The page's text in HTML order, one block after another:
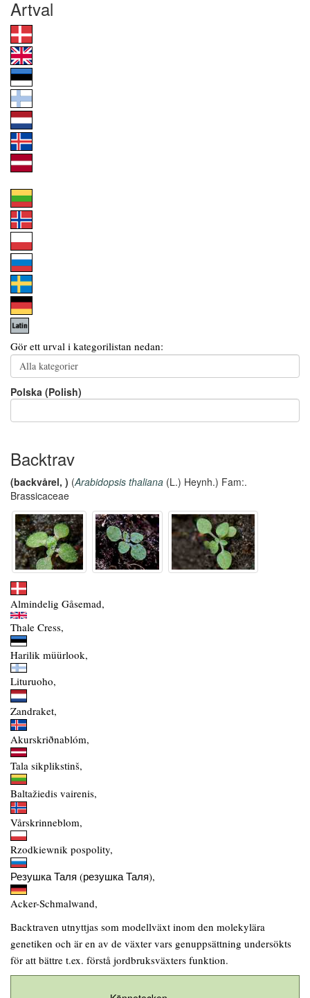
Artval
Gör ett urval i kategorilistan nedan:
Polska (Polish)
Backtrav
(backvårel, ) (Arabidopsis thaliana (L.) Heynh.) Fam:.
Brassicaceae
Almindelig Gåsemad,
Thale Cress,
Harilik müürlook,
Lituruoho,
Zandraket,
Akurskriðnablóm,
Tala sikplikstinš,
Baltažiedis vairenis,
Vårskrinneblom,
Rzodkiewnik pospolity,
Резушка Таля (резушка Таля),
Acker-Schmalwand,
Backtraven utnyttjas som modellväxt inom den molekylära
genetiken och är en av de växter vars genuppsättning undersökts
för att bättre t.ex. förstå jordbruksväxters funktion.